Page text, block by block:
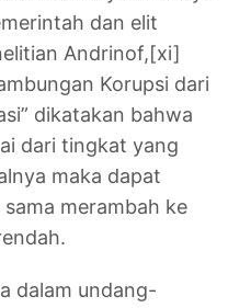
dan elit
Andrinof,[xi]
Korupsi dari
dikatakan bahwa
dari tingkat yang
maka dapat
merambah ke
dalam undang-